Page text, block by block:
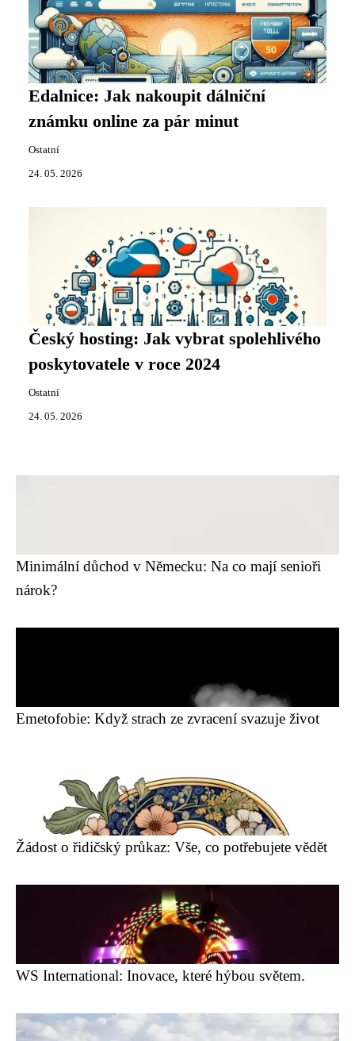
Edalnice: Jak nakoupit dálniční
známku online za pár minut
Ostatní
24. 05. 2026
Český hosting: Jak vybrat spolehlivého
poskytovatele v roce 2024
Ostatní
24. 05. 2026
Minimální důchod v Německu: Na co mají senioři
nárok?
Emetofobie: Když strach ze zvracení svazuje život
Žádost o řidičský průkaz: Vše, co potřebujete vědět
WS International: Inovace, které hýbou světem.